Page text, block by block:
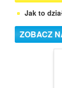
Jak to
ZOBACZ